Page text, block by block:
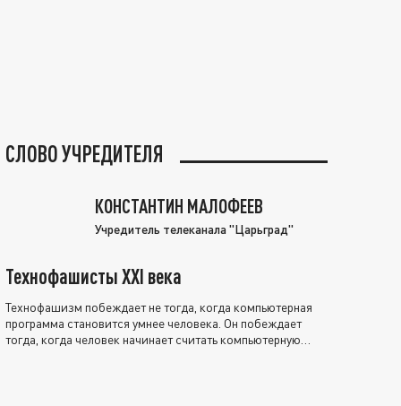
СЛОВО УЧРЕДИТЕЛЯ
КОНСТАНТИН МАЛОФЕЕВ
Учредитель телеканала "Царьград"
Технофашисты XXI века
Технофашизм побеждает не тогда, когда компьютерная
программа становится умнее человека. Он побеждает
тогда, когда человек начинает считать компьютерную